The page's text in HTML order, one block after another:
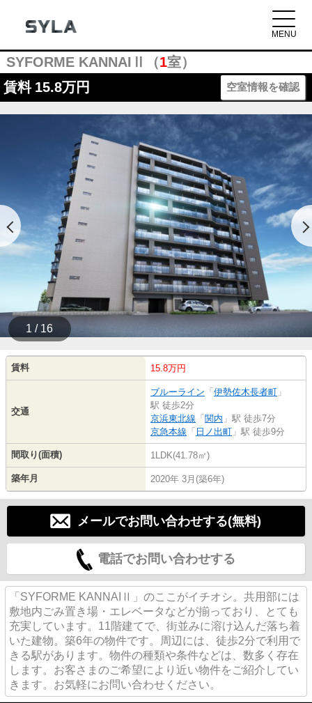
SYFORME KANNAIⅡ（1室）
賃料 15.8万円 空室情報を確認
1 / 16
賃料 15.8万円
交通
ブルーライン 「 伊勢佐木長者町 」
駅 徒歩2分
京浜東北線 「 関内 」駅 徒歩7分
京急本線 「 日ノ出町 」駅 徒歩9分
間取り(面積) 1LDK(41.78㎡)
築年月 2020年 3月(築6年)
メールでお問い合わせする(無料)
電話でお問い合わせする
「SYFORME KANNAIⅡ」のここがイチオシ。共用部には
敷地内ごみ置き場・エレベータなどが揃っており、とても
充実しています。11階建てで、街並みに溶け込んだ落ち着
いた建物。築6年の物件です。周辺には、徒歩2分で利用で
きる駅があります。物件の種類や条件などは、数多く存在
します。お客さまのご希望により近い物件をご紹介してい
きます。お気軽にお問い合わせください。